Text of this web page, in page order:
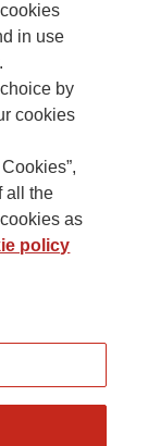
štátu
in use
by
cookies
all the
as
policy